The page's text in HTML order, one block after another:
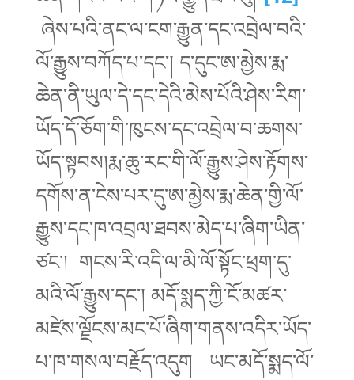
ཞེས་པའི་ནང་ལ་ངག་རྒྱུན་དང་འབྲེལ་བའི་
ལོ་རྒྱུས་བཀོད་པ་དང་། ད་དུང་ཨ་མྱེས་རྨ་
ཆེན་ནི་ཡུལ་དེ་དང་དེའི་མེས་པོའི་ཤེས་རིག་
ཡོད་དོ་ཅོག་གི་ཁུངས་དང་འབྲེལ་བ་ཆགས་
ཡོད་སྟབས།རྨ་ཆུ་རང་གི་ལོ་རྒྱུས་ཤེས་རྟོགས་
དགོས་ན་ངེས་པར་དུ་ཨ་མྱེས་རྨ་ཆེན་གྱི་ལོ་
རྒྱུས་དང་ཁ་འབྲལ་ཐབས་མེད་པ་ཞིག་ཡིན་
ཙང་། གངས་རི་འདི་ལ་མི་ལོ་སྟོང་ཕྲག་དུ་
མའི་ལོ་རྒྱུས་དང་། མདོ་སྨད་ཀྱི་ངོ་མཚར་
མཛེས་ལྗོངས་མང་པོ་ཞིག་གནས་འདིར་ཡོད་
པ་ཁ་གསལ་བརྗོད་འདུག ཡང་མདོ་སྨད་ལོ་